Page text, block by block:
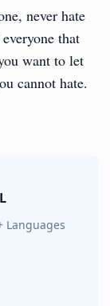
never hate
that
want to let
cannot hate.
Languages